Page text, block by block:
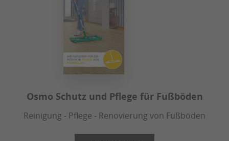
Osmo Schutz und Pflege für Fußböden
Reinigung - Pflege - Renovierung von Fußböden